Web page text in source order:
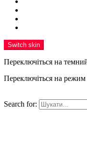
Switch skin
Переключіться на
Переключіться на
Search for: